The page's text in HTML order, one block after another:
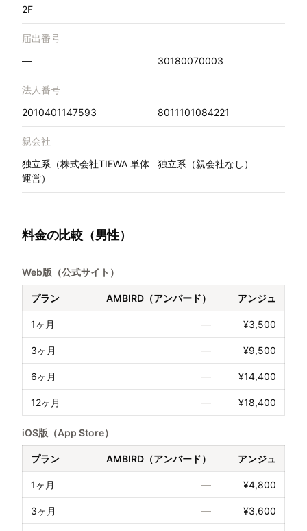
2F
届出番号
—
30180070003
法人番号
2010401147593
8011101084221
親会社
独立系（株式会社TIEWA 単体
運営）
独立系（親会社なし）
料金の比較（男性）
Web版（公式サイト）
プラン AMBIRD（アンバード） アンジュ
1ヶ月 — ¥3,500
3ヶ月 — ¥9,500
6ヶ月 — ¥14,400
12ヶ月 — ¥18,400
iOS版（App Store）
プラン AMBIRD（アンバード） アンジュ
1ヶ月 — ¥4,800
3ヶ月 — ¥3,600